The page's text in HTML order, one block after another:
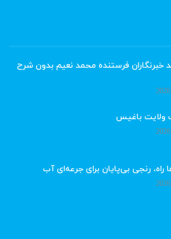
خبرنگاران فرستنده محمد نعیم بدون شرح
ولایت باغیس
راه، رنجی بی‌پایان برای جرعه‌ای آب